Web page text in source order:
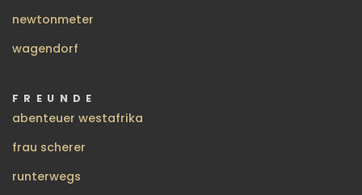
newtonmeter
wagendorf
FREUNDE
abenteuer westafrika
frau scherer
runterwegs